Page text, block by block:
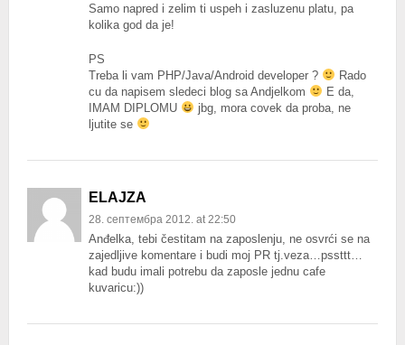
Samo napred i zelim ti uspeh i zasluzenu platu, pa
kolika god da je!
PS
Treba li vam PHP/Java/Android developer ?
Rado
cu da napisem sledeci blog sa Andjelkom
E da,
IMAM DIPLOMU
jbg, mora covek da proba, ne
ljutite se
ELAJZA
28. септембра 2012. at 22:50
Anđelka, tebi čestitam na zaposlenju, ne osvrći se na
zajedljive komentare i budi moj PR tj.veza…pssttt…
kad budu imali potrebu da zaposle jednu cafe
kuvaricu:))